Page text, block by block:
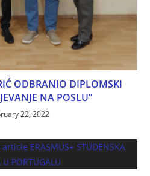
ODBRANIO DIPLOMSKI
NA POSLU”
22, 2022